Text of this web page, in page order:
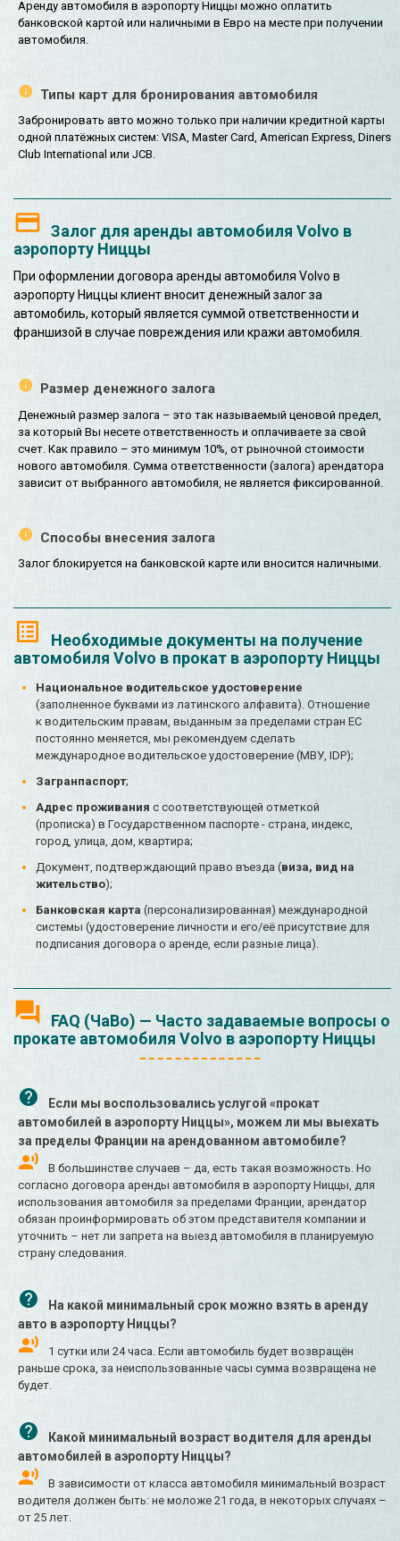
Аренду автомобиля в аэропорту Ниццы можно оплатить
банковской картой или наличными в Евро на месте при получении
автомобиля.
Типы карт для бронирования автомобиля
Забронировать авто можно только при наличии кредитной карты
одной платёжных систем: VISA, Master Card, American Express, Diners
Club International или JCB.
Залог для аренды автомобиля Volvo в
аэропорту Ниццы
При оформлении договора аренды автомобиля Volvo в
аэропорту Ниццы клиент вносит денежный залог за
автомобиль, который является суммой ответственности и
франшизой в случае повреждения или кражи автомобиля.
Размер денежного залога
Денежный размер залога – это так называемый ценовой предел,
за который Вы несете ответственность и оплачиваете за свой
счет. Как правило – это минимум 10%, от рыночной стоимости
нового автомобиля. Сумма ответственности (залога) арендатора
зависит от выбранного автомобиля, не является фиксированной.
Способы внесения залога
Залог блокируется на банковской карте или вносится наличными.
Необходимые документы на получение
автомобиля Volvo в прокат в аэропорту Ниццы
Национальное водительское удостоверение
(заполненное буквами из латинского алфавита). Отношение
к водительским правам, выданным за пределами стран ЕС
постоянно меняется, мы рекомендуем сделать
международное водительское удостоверение (МВУ, IDP);
Загранпаспорт;
Адрес проживания с соответствующей отметкой
(прописка) в Государственном паспорте - страна, индекс,
город, улица, дом, квартира;
Документ, подтверждающий право въезда (виза, вид на
жительство);
Банковская карта (персонализированная) международной
системы (удостоверение личности и его/её присутствие для
подписания договора о аренде, если разные лица).
FAQ (ЧаВо) — Часто задаваемые вопросы о
прокате автомобиля Volvo в аэропорту Ниццы
Если мы воспользовались услугой «прокат
автомобилей в аэропорту Ниццы», можем ли мы выехать
за пределы Франции на арендованном автомобиле?
В большинстве случаев – да, есть такая возможность. Но
согласно договора аренды автомобиля в аэропорту Ниццы, для
использования автомобиля за пределами Франции, арендатор
обязан проинформировать об этом представителя компании и
уточнить – нет ли запрета на выезд автомобиля в планируемую
страну следования.
На какой минимальный срок можно взять в аренду
авто в аэропорту Ниццы?
1 сутки или 24 часа. Если автомобиль будет возвращён
раньше срока, за неиспользованные часы сумма возвращена не
будет.
Какой минимальный возраст водителя для аренды
автомобилей в аэропорту Ниццы?
В зависимости от класса автомобиля минимальный возраст
водителя должен быть: не моложе 21 года, в некоторых случаях –
от 25 лет.